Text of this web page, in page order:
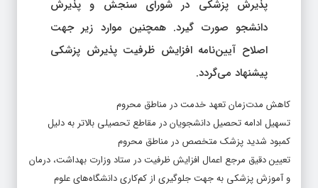
پذیرش پزشکی در شورای سنجش و پذیرش
دانشجو صورت گیرد. همچنین موارد زیر جهت
اصلاح آیین‌نامه افزایش ظرفیت پذیرش پزشکی
پیشنهاد می‌گردد.
کاهش مدت‌زمان تعهد خدمت در مناطق محروم
تسهیل ادامه تحصیل دانشجویان در مقاطع تحصیلی بالاتر به دلیل
کمبود شدید پزشک متخصص در مناطق محروم
تعیین دقیق مرجع اعمال افزایش ظرفیت در ستاد وزارت بهداشت، درمان
و آموزش پزشکی به جهت جلوگیری از کم‌کاری دانشگاه‌های علوم